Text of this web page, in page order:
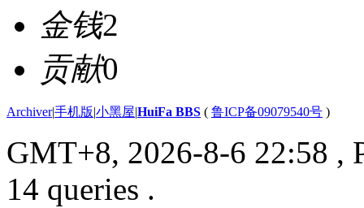
金钱2
贡献0
Archiver|手机版|小黑屋|HuiFa BBS ( 鲁ICP备09079540号 )
GMT+8, 2026-8-6 22:58 ,
14 queries .